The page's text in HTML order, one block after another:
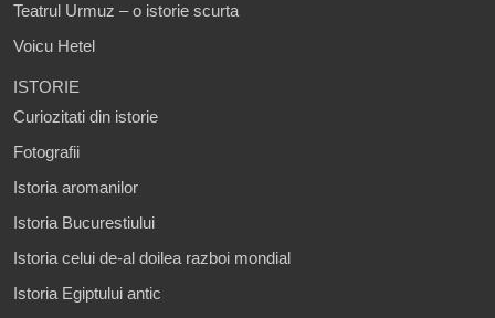
Teatrul Urmuz – o istorie scurta
Voicu Hetel
ISTORIE
Curiozitati din istorie
Fotografii
Istoria aromanilor
Istoria Bucurestiului
Istoria celui de-al doilea razboi mondial
Istoria Egiptului antic